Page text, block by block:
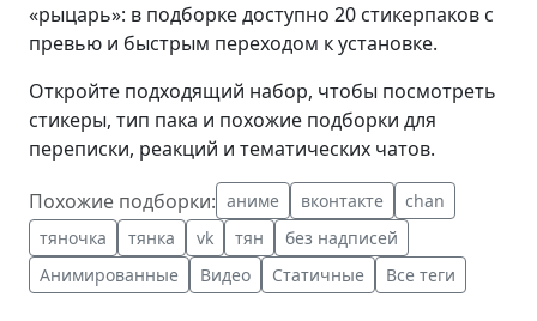
«рыцарь»: в подборке доступно 20 стикерпаков с
превью и быстрым переходом к установке.
Откройте подходящий набор, чтобы посмотреть
стикеры, тип пака и похожие подборки для
переписки, реакций и тематических чатов.
Похожие подборки: аниме вконтакте
chan
тяночка
тянка vk тян
без надписей
Анимированные
Видео Статичные Все теги